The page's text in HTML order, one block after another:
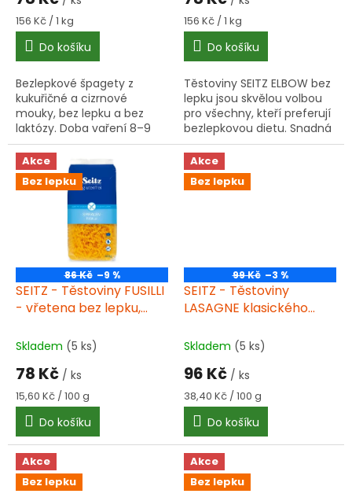
Měrná
cena:
156 Kč / 1 kg
Do košíku
Bezlepkové špagety z
kukuřičné a cizrnové
mouky, bez lepku a bez
laktózy. Doba vaření 8–9
minut. Vhodné k
rajčatovým, krémovým i
česnekovým omáčkám.
Hmotnost 500 g. Výrobce...
Měrná
cena:
156 Kč / 1 kg
Do košíku
Těstoviny SEITZ ELBOW bez
lepku jsou skvělou volbou
pro všechny, kteří preferují
bezlepkovou dietu. Snadná
a rychlá příprava, ideální
pro vaše oblíbená jídla.
Akce
Bez lepku
86 Kč –9 %
SEITZ - Těstoviny FUSILLI
- vřetena bez lepku,
Skladem (5 ks)
78 Kč / ks
Měrná
cena:
15,60 Kč / 100 g
Do košíku
Akce
Bez lepku
99 Kč –3 %
SEITZ - Těstoviny
LASAGNE klasického
Skladem (5 ks)
96 Kč / ks
Měrná
cena:
38,40 Kč / 100 g
Do košíku
Akce
Bez lepku
Akce
Bez lepku